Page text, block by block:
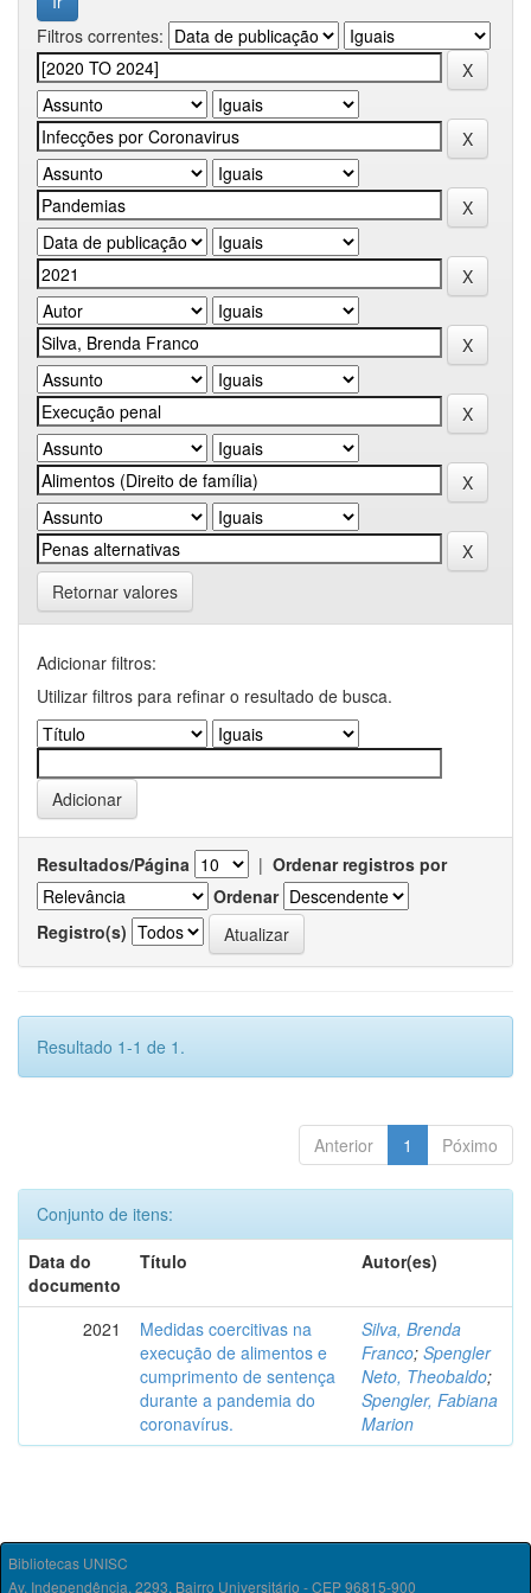
Filtros correntes:
Retornar valores
Adicionar filtros:
Utilizar filtros para refinar o resultado de busca.
Resultados/Página | Ordenar registros por
Ordenar
Registro(s)
Resultado 1-1 de 1.
Anterior 1 Póximo
Conjunto de itens:
Data do
documento
Título Autor(es)
2021
Medidas coercitivas na
execução de alimentos e
cumprimento de sentença
durante a pandemia do
coronavírus.
Silva, Brenda
Franco; Spengler
Neto, Theobaldo;
Spengler, Fabiana
Marion
Bibliotecas UNISC
Av. Independência, 2293, Bairro Universitário - CEP 96815-900